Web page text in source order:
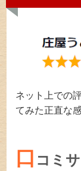
ネット上での
てみた正直な
口 コミ